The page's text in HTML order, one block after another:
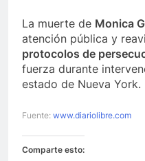
La muerte de Monica
atención pública y
protocolos de
fuerza durante
estado de Nueva York.
Fuente: www.diariolibre.com
Comparte esto: